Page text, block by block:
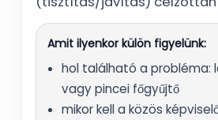
Amit ilyenkor külön figyelünk:
hol található a probléma:
vagy pincei főgyűjtő
mikor kell a közös